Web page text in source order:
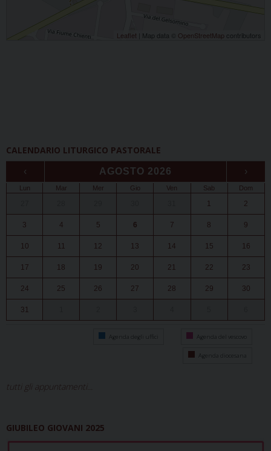
Leaflet | Map data © OpenStreetMap contributors
CALENDARIO LITURGICO PASTORALE
‹ AGOSTO 2026 ›
Lun Mar Mer Gio Ven Sab Dom
1 2
3 4 5 6 7 8 9
10 11 12 13 14 15 16
17 18 19 20 21 22 23
24 25 26 27 28 29 30
31
Agenda degli uffici Agenda del vescovo
Agenda diocesana
tutti gli appuntamenti...
GIUBILEO GIOVANI 2025